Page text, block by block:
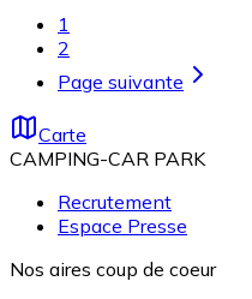
1
2
Page suivante
Carte
CAMPING-CAR PARK
Recrutement
Espace Presse
Nos aires coup de coeur